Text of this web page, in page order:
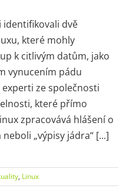
identifikovali dvě
které mohly
k citlivým datům, jako
vynucením pádu
ze společnosti
které přímo
zpracovává hlášení o
„výpisy jádra“ [...]
, Linux